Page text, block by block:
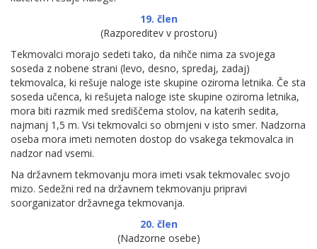
19. člen
(Razporeditev v prostoru)
Tekmovalci morajo sedeti tako, da nihče nima za svojega
soseda z nobene strani (levo, desno, spredaj, zadaj)
tekmovalca, ki rešuje naloge iste skupine oziroma letnika. Če sta
soseda učenca, ki rešujeta naloge iste skupine oziroma letnika,
mora biti razmik med središčema stolov, na katerih sedita,
najmanj 1,5 m. Vsi tekmovalci so obrnjeni v isto smer. Nadzorna
oseba mora imeti nemoten dostop do vsakega tekmovalca in
nadzor nad vsemi.
Na državnem tekmovanju mora imeti vsak tekmovalec svojo
mizo. Sedežni red na državnem tekmovanju pripravi
soorganizator državnega tekmovanja.
20. člen
(Nadzorne osebe)